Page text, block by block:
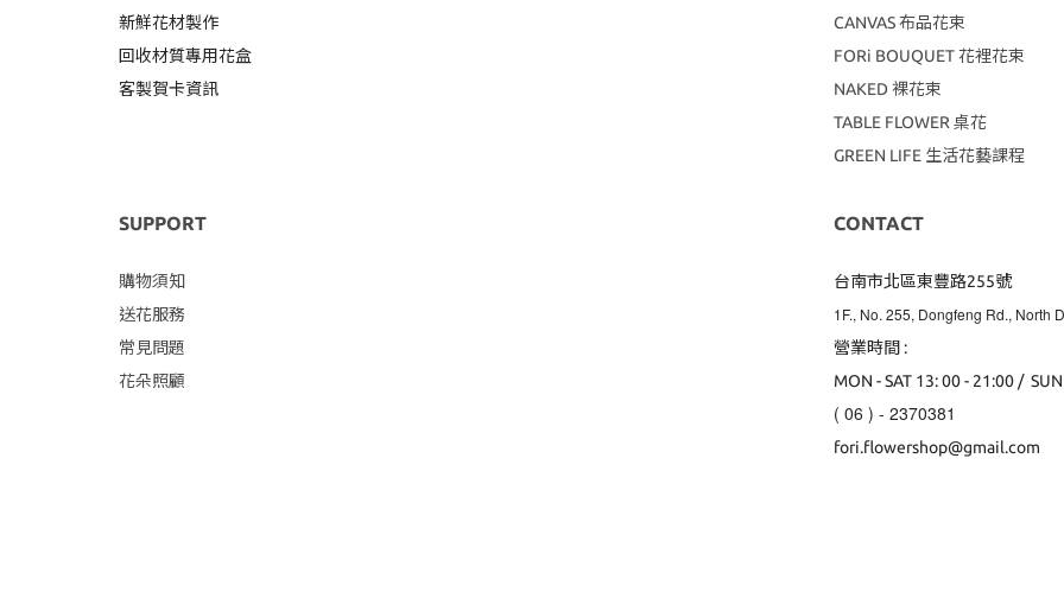
新鮮花材製作
回收材質專用花盒
客製賀卡資訊
CANVAS布品花束
FORi BOUQUET 花裡花束
NAKED 裸花束
TABLE FLOWER 桌花
GREEN LIFE 生活花藝課程
SUPPORT
購物須知
送花服務
常見問題
花朵照顧
CONTACT
台南市北區東豐路255號
1F., No. 255, Dongfeng Rd., North
營業時間 :
MON - SAT 13: 00 - 21:00 /
( 06 ) - 2370381
fori.flowershop@gmail.com